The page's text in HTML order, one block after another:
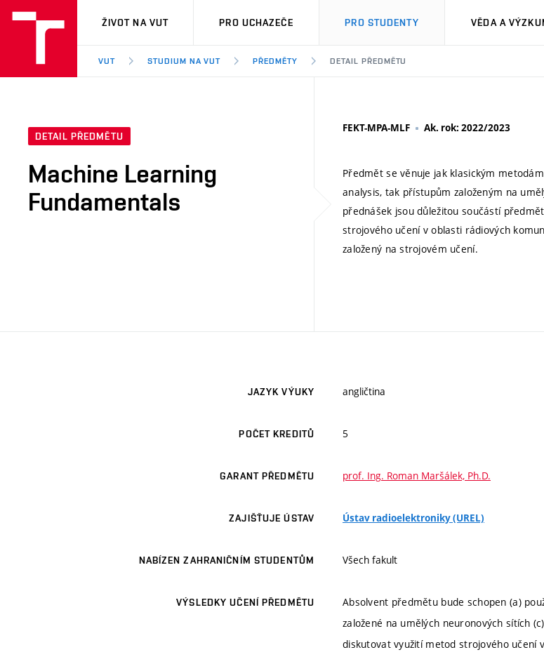
VUT
ŽIVOT NA VUT PRO UCHAZEČE PRO STUDENTY VĚDA A
VUT STUDIUM NA VUT PŘEDMĚTY DETAIL PŘEDMĚTU
DETAIL PŘEDMĚTU
Machine Learning
Fundamentals
FEKT-MPA-MLF Ak. rok: 2022/2023
Předmět se věnuje jak klasickým
analysis, tak přístupům založeným na
přednášek jsou důležitou součástí
strojového učení v oblasti rádiových
založený na strojovém učení.
JAZYK VÝUKY angličtina
POČET KREDITŮ 5
GARANT PŘEDMĚTU prof. Ing. Roman Maršálek, Ph.D.
ZAJIŠŤUJE ÚSTAV Ústav radioelektroniky (UREL)
NABÍZEN ZAHRANIČNÍM STUDENTŮM Všech fakult
VÝSLEDKY UČENÍ PŘEDMĚTU
Absolvent předmětu bude schopen (a)
založené na umělých neuronových sítích
diskutovat využití metod strojového učení